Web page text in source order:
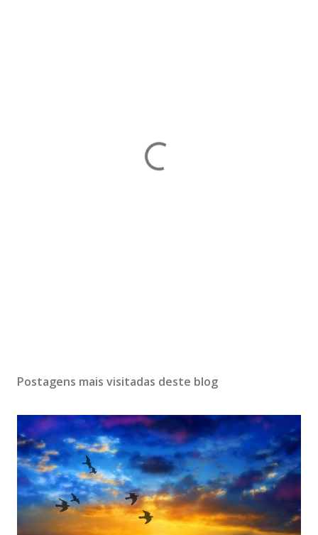
Postagens mais visitadas deste blog